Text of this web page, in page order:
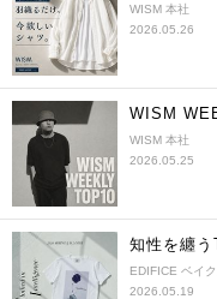
WISM 本社
2026.05.26
WISM
WISM 本社
2026.05.25
知性を纏
EDIFICE ベイ
2026.05.19